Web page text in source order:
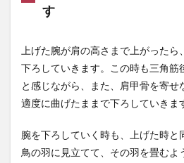
ズの
ダン
の向
き
は？
7
リア
ズで
肩回
りの
す
上げた腕が肩の高さまで上がった
下ろしていきます。この時も三角筋
と感じながら、また、肩甲骨を寄せ
適度に曲げたままで下ろしていきま
腕を下ろしていく時も、上げた時と
鳥の羽に見立てて、その羽を畳むよ